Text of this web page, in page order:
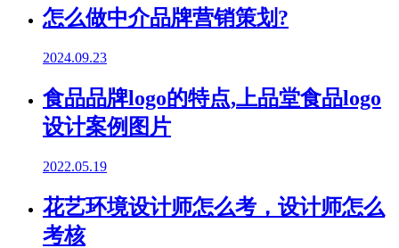
怎么做中介品牌营销策划?
2024.09.23
食品品牌logo的特点,上品堂食品logo
设计案例图片
2022.05.19
花艺环境设计师怎么考，设计师怎么
考核